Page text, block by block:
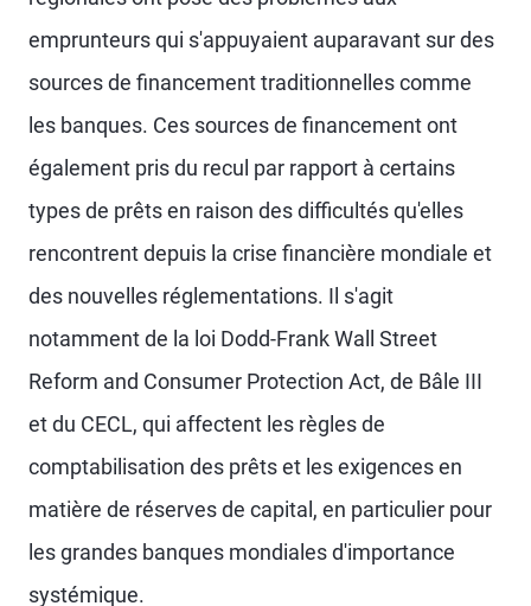
emprunteurs qui s'appuyaient auparavant sur des
sources de financement traditionnelles comme
les banques. Ces sources de financement ont
également pris du recul par rapport à certains
types de prêts en raison des difficultés qu'elles
rencontrent depuis la crise financière mondiale et
des nouvelles réglementations. Il s'agit
notamment de la loi Dodd-Frank Wall Street
Reform and Consumer Protection Act, de Bâle III
et du CECL, qui affectent les règles de
comptabilisation des prêts et les exigences en
matière de réserves de capital, en particulier pour
les grandes banques mondiales d'importance
systémique.